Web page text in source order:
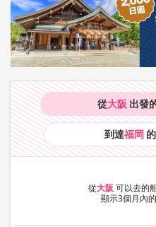
從大阪 出發
到達福岡
從大阪 可以去的
顯示3個月內